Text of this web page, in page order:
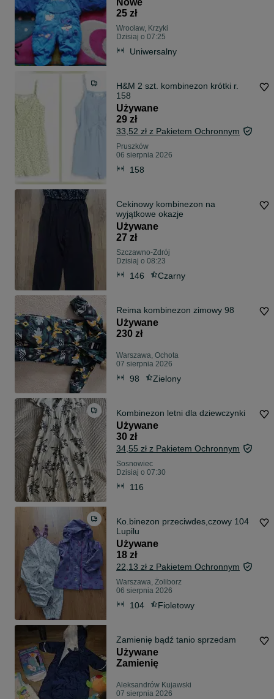
Nowe
25 zł
Wrocław, Krzyki
Dzisiaj o 07:25
Uniwersalny
H&M 2 szt. kombinezon krótki r.
158
Używane
29 zł
33,52 zł z Pakietem Ochronnym
Pruszków
06 sierpnia 2026
158
Cekinowy kombinezon na
wyjątkowe okazje
Używane
27 zł
Szczawno-Zdrój
Dzisiaj o 08:23
146 Czarny
Reima kombinezon zimowy 98
Używane
230 zł
Warszawa, Ochota
07 sierpnia 2026
98 Zielony
Kombinezon letni dla dziewczynki
Używane
30 zł
34,55 zł z Pakietem Ochronnym
Sosnowiec
Dzisiaj o 07:30
116
Ko.binezon przeciwdes,czowy 104
Lupilu
Używane
18 zł
22,13 zł z Pakietem Ochronnym
Warszawa, Żoliborz
06 sierpnia 2026
104 Fioletowy
Zamienię bądź tanio sprzedam
Używane
Zamienię
Aleksandrów Kujawski
07 sierpnia 2026